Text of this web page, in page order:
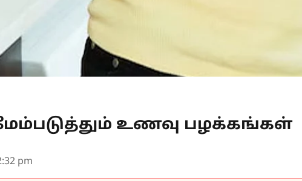
உணவு பழக்கங்கள்
pm